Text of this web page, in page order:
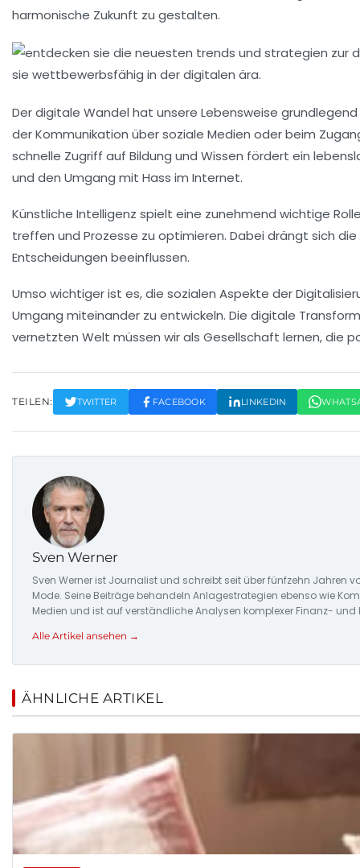
harmonische Zukunft zu gestalten.
Derdigitale Wandel hat unsere Lebensweise
derKommunikation über soziale Medien oder beim
schnelle Zugriff auf Bildung und Wissen fördert ein
und den Umgang mit Hass im Internet.
Künstliche Intelligenz spielt eine zunehmend wichtige
treffen und Prozesse zu optimieren. Dabei drängt sich
Entscheidungen beeinflussen.
Umso wichtiger ist es, die sozialen Aspekte der
Umgang miteinander zu entwickeln. Die digitale
vernetzten Welt müssen wir als Gesellschaft lernen, die
TEILEN: TWITTER FACEBOOK LINKEDIN
Sven Werner
Sven Werner ist Journalist und schreibt seit über fünfzehn
Mode. Seine Beiträge behandeln Anlagestrategien ebenso wie
Medien und ist auf verständliche Analysen komplexer Finanz-
Alle Artikel ansehen →
ÄHNLICHE ARTIKEL